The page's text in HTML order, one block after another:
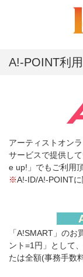
A!-POINT利
アーティストオン
サービスで提供し
e up!」でもご利用
※A!-ID/A!-POINT
「A!SMART」の
ント=1円」として
たは全額(事務手数